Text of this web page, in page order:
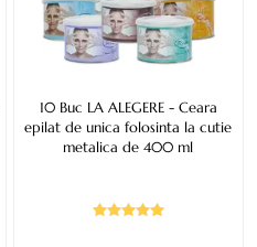
10 Buc LA ALEGERE - Ceara
epilat de unica folosinta la cutie
metalica de 400 ml